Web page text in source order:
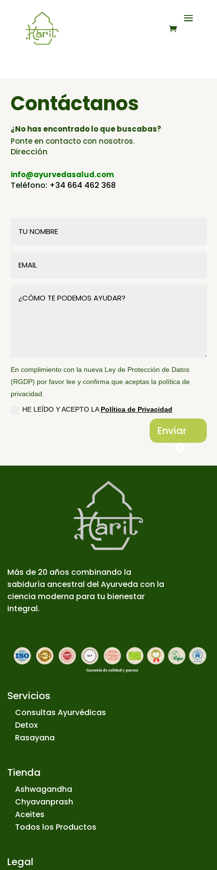
Contáctanos
¿No has encontrado lo que buscabas?
Ponte en contacto con nosotros.
Dirección
info@ayurvedasalud.com
Teléfono: +34 664 462 368
En complimiento con la nueva Ley de Protección de Datos
(RGDP) por favor lee y confirma que aceptas la política de
privacidad.
HE LEÍDO Y ACEPTO LAPolítica de Privacidad
Enviar
Más de 20 años combinando la
sabiduría ancestral del Ayurveda con la
ciencia moderna para tu bienestar
integral.
Servicios
Consultas Ayurvédicas
Detox
Rasayana
Tienda
Ashwagandha
Chyavanprash
Aceites
Todos los Productos
Legal